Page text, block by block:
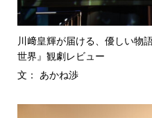
川﨑皇輝が届ける、優しい
世界』観劇レビュー
文： あかね渉